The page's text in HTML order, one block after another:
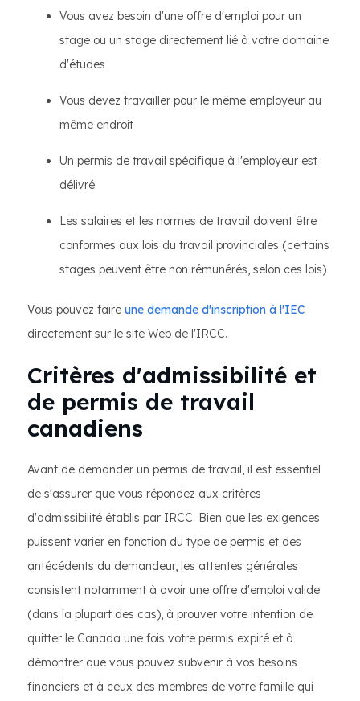
Vous avez besoin d'une offre d'emploi pour un
stage ou un stage directement lié à votre domaine
d'études
Vous devez travailler pour le même employeur au
même endroit
Un permis de travail spécifique à l'employeur est
délivré
Les salaires et les normes de travail doivent être
conformes aux lois du travail provinciales (certains
stages peuvent être non rémunérés, selon ces lois)
Vous pouvez faire une demande d'inscription à l'IEC
directement sur le site Web de l'IRCC.
Critères d'admissibilité et
de permis de travail
canadiens
Avant de demander un permis de travail, il est essentiel
de s'assurer que vous répondez aux critères
d'admissibilité établis par IRCC. Bien que les exigences
puissent varier en fonction du type de permis et des
antécédents du demandeur, les attentes générales
consistent notamment à avoir une offre d'emploi valide
(dans la plupart des cas), à prouver votre intention de
quitter le Canada une fois votre permis expiré et à
démontrer que vous pouvez subvenir à vos besoins
financiers et à ceux des membres de votre famille qui